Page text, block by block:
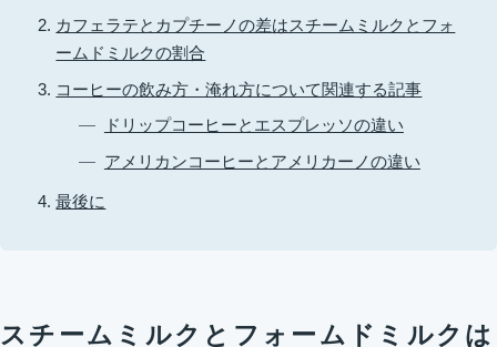
カフェラテとカプチーノの差はスチームミルクとフォ
ームドミルクの割合
コーヒーの飲み方・淹れ方について関連する記事
ドリップコーヒーとエスプレッソの違い
アメリカンコーヒーとアメリカーノの違い
最後に
スチームミルクとフォームドミルクは